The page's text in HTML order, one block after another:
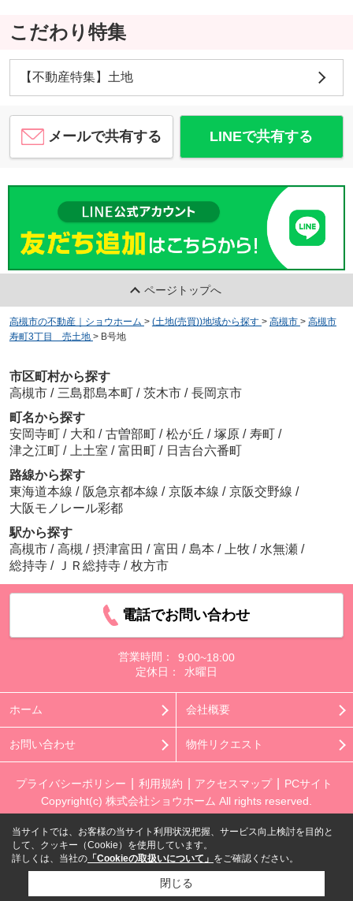
こだわり特集
【不動産特集】土地
メールで共有する LINEで共有する
ページトップへ
高槻市の不動産｜ショウホーム > (土地(売買))地域から探す > 高槻市 > 高槻市
寿町3丁目 売土地 > B号地
市区町村から探す
高槻市 / 三島郡島本町 / 茨木市 / 長岡京市
町名から探す
安岡寺町 / 大和 / 古曽部町 / 松が丘 / 塚原 / 寿町 /
津之江町 / 上土室 / 富田町 / 日吉台六番町
路線から探す
東海道本線 / 阪急京都本線 / 京阪本線 / 京阪交野線 /
大阪モノレール彩都
駅から探す
高槻市 / 高槻 / 摂津富田 / 富田 / 島本 / 上牧 / 水無瀬 /
総持寺 / ＪＲ総持寺 / 枚方市
電話でお問い合わせ
営業時間：
9:00~18:00
定休日：
水曜日
ホーム 会社概要
お問い合わせ 物件リクエスト
プライバシーポリシー 利用規約 アクセスマップ
PCサイト
Copyright(c) 株式会社ショウホーム All rights reserved.
当サイトでは、お客様の当サイト利用状況把握、サービス向上検討を目的と
して、クッキー（Cookie）を使用しています。
詳しくは、当社の 「Cookieの取扱いについて」 をご確認ください。
閉じる